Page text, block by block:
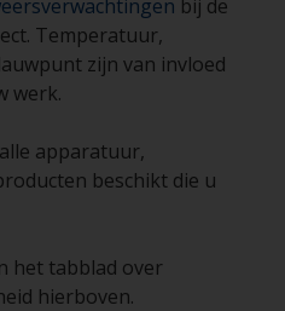
bij de
Temperatuur,
zijn van invloed
werk.
apparatuur,
beschikt die u
het tabblad over
hierboven.